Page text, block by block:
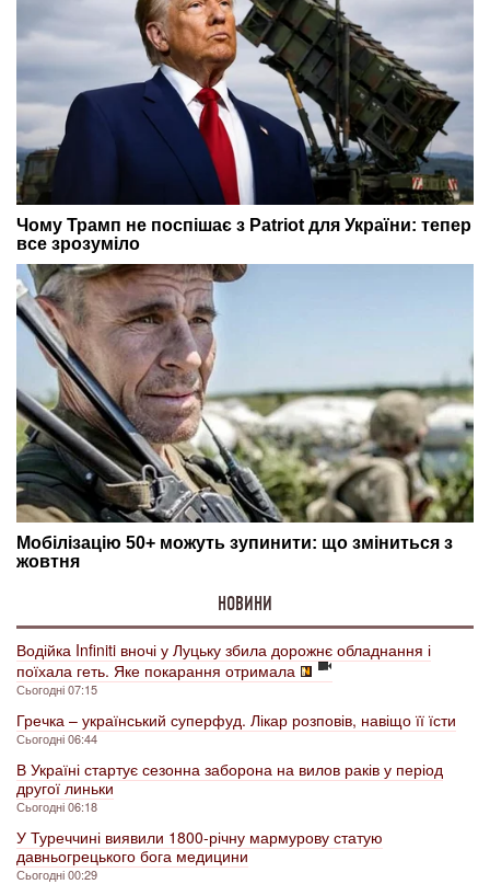
НОВИНИ
Водійка Infiniti вночі у Луцьку збила дорожнє обладнання і
поїхала геть. Яке покарання отримала
Сьогодні 07:15
Гречка – український суперфуд. Лікар розповів, навіщо її їсти
Сьогодні 06:44
В Україні стартує сезонна заборона на вилов раків у період
другої линьки
Сьогодні 06:18
У Туреччині виявили 1800-річну мармурову статую
давньогрецького бога медицини
Сьогодні 00:29